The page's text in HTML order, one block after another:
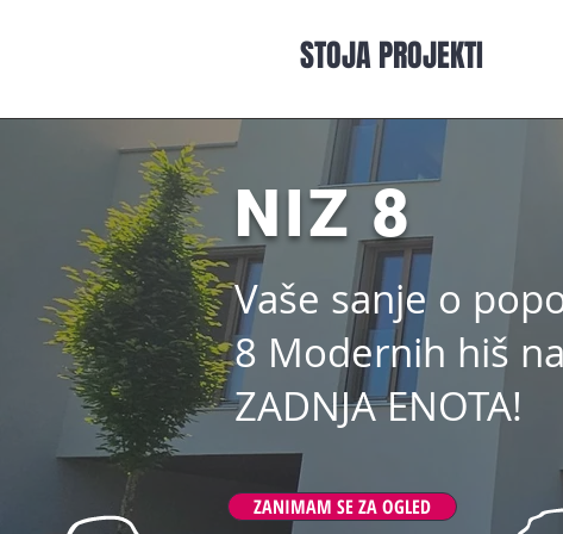
STOJA PROJEKTI
NIZ 8
Vaše sanje o
8 Modernih hiš
ZADNJA ENOTA!
ZANIMAM SE ZA OGLED